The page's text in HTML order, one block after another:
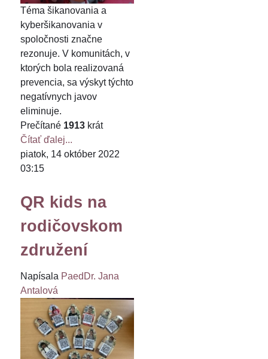
Téma šikanovania a
kyberšikanovania v
spoločnosti značne
rezonuje. V komunitách, v
ktorých bola realizovaná
prevencia, sa výskyt týchto
negatívnych javov
eliminuje.
Prečítané 1913 krát
Čítať ďalej...
piatok, 14 október 2022
03:15
QR kids na
rodičovskom
združení
Napísala PaedDr. Jana
Antalová